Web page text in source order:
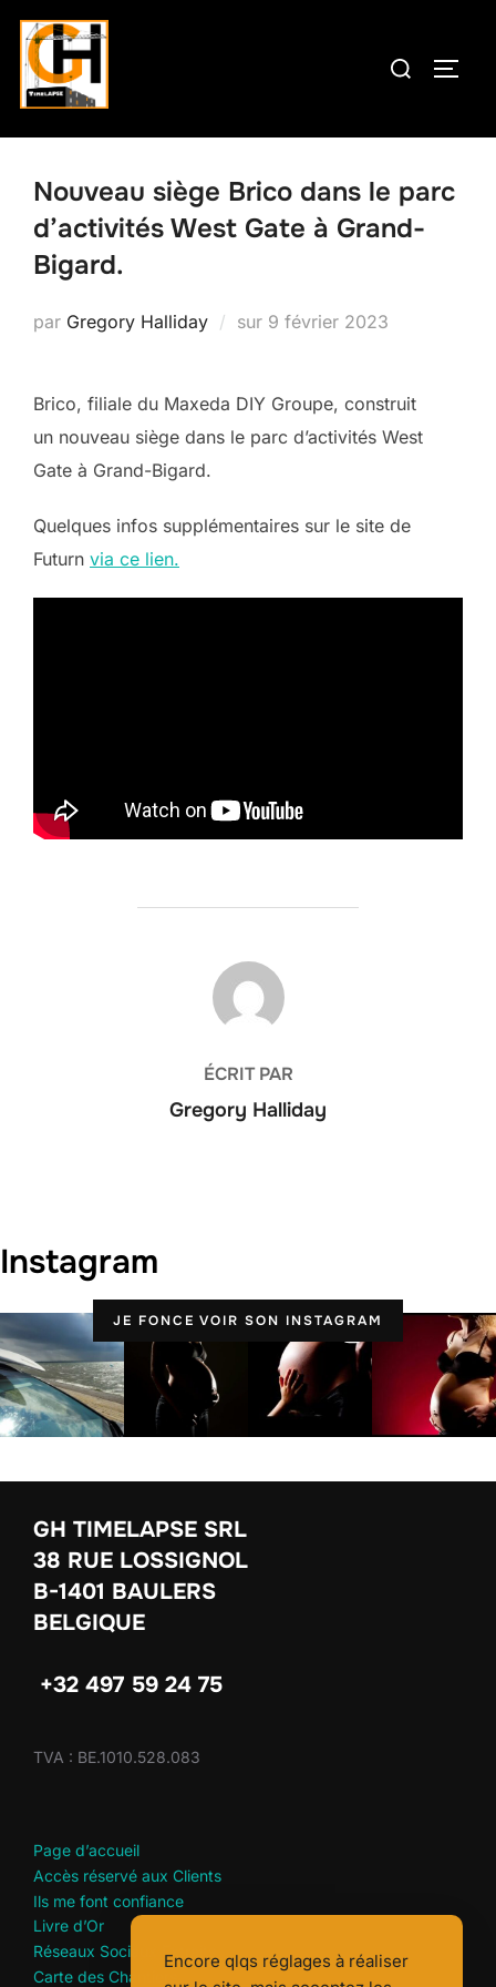
Aller
contenu
Rechercher :
Nouveau siège Brico dans le parc
d’activités West Gate à Grand-
Bigard.
par Gregory Halliday sur Publié
9 février 2023
Brico, filiale du Maxeda DIY Groupe, construit
un nouveau siège dans le parc d’activités West
Gate à Grand-Bigard.
Quelques infos supplémentaires sur le site de
Futurn via ce lien.
AUTEUR DE LA PUBLICATION
ÉCRIT PAR
Gregory Halliday
Instagram
JE FONCE VOIR SON INSTAGRAM
GH TIMELAPSE SRL
38 RUE LOSSIGNOL
B-1401 BAULERS
BELGIQUE
+32 497 59 24 75
TVA : BE.1010.528.083
Page d’accueil
Accès réservé aux Clients
Ils me font confiance
Livre d’Or
Réseaux Sociaux Extraits
Carte des Chantiers
Encore qlqs réglages à réaliser